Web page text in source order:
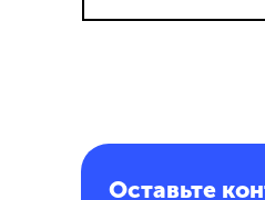
Оставьте